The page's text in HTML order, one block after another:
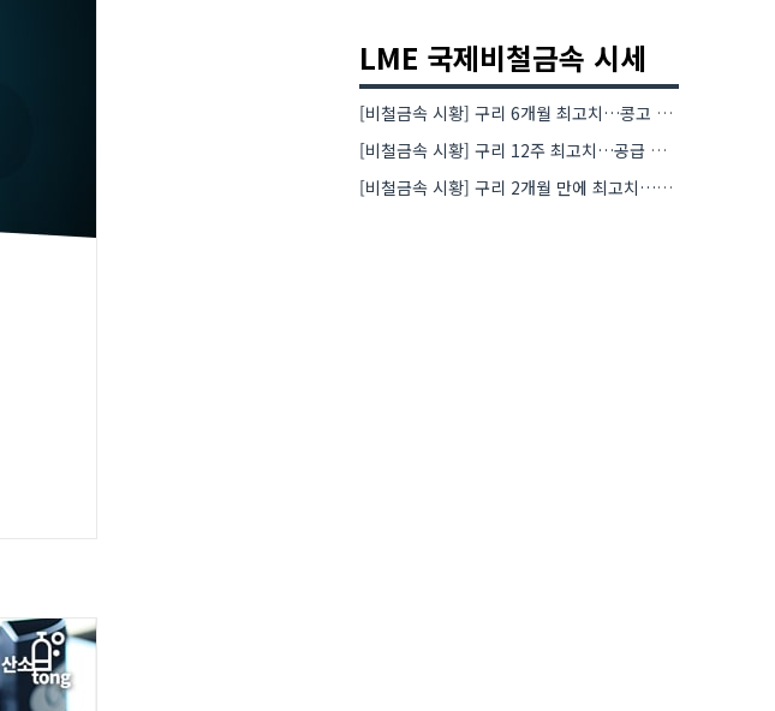
LME 국제비철금속 시세
[비철금속 시황] 구리 6개월 최고치…콩고 수출 규제에 공급 우려 확대
[비철금속 시황] 구리 12주 최고치…공급 부족 우려에 강세
[비철금속 시황] 구리 2개월 만에 최고치…재고 감소에 공급 부족 우려 확대